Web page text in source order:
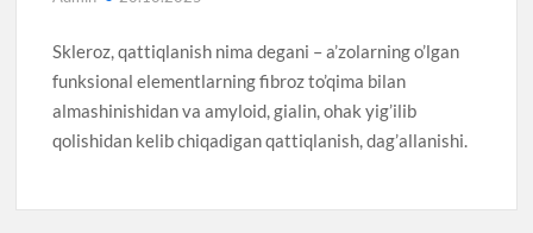
Skleroz, qattiqlanish nima degani – a’zolarning o’lgan
funksional elementlarning fibroz to’qima bilan
almashinishidan va amyloid, gialin, ohak yig’ilib
qolishidan kelib chiqadigan qattiqlanish, dag’allanishi.